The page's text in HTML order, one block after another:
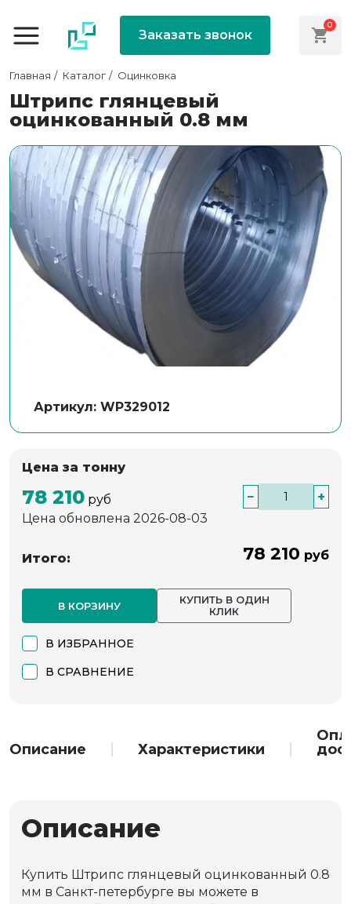
Заказать звонок
0
Главная Каталог Оцинковка
Штрипс глянцевый
оцинкованный 0.8 мм
Артикул: WP329012
Цена за тонну
78 210 руб −
+
Цена обновлена 2026-08-03
Итого: 78 210 руб
В КОРЗИНУ
КУПИТЬ В ОДИН
КЛИК
В ИЗБРАННОЕ
В СРАВНЕНИЕ
Описание Характеристики
Описание
Купить Штрипс глянцевый оцинкованный 0.8
мм в Санкт-петербурге вы можете в